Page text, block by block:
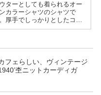
ターとしても着られるオー
カラーシャツのシャツで
厚手でしっかりとしたコー
ロイに、着抜でペイズリー
としたインパクトとして取
れるのに丁度良いのでお勧
す。
フェらしい、ヴィンテージ
杢ニットカーディガ